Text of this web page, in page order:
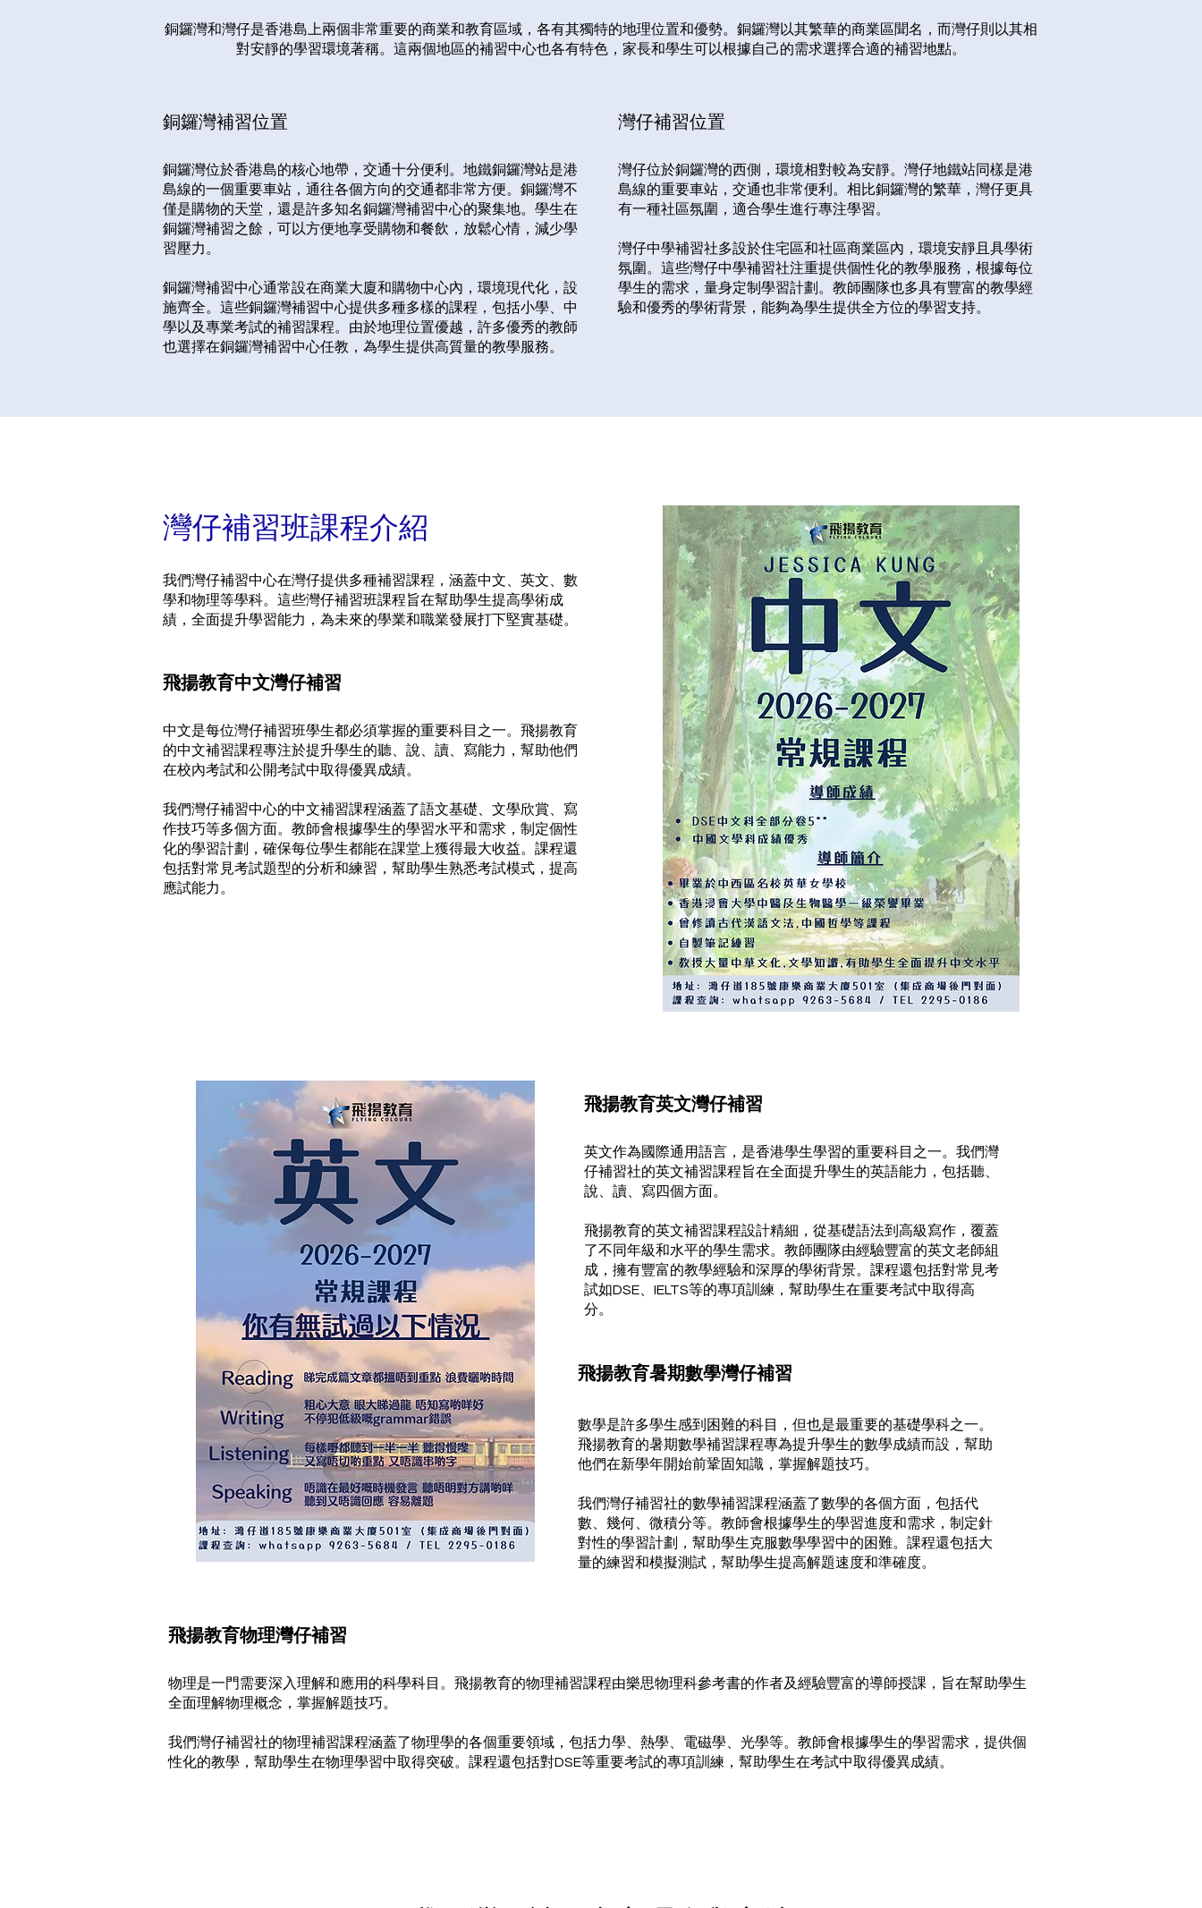
銅鑼灣和灣仔是香港島上兩個非常重要的商業和教育區域，各有其獨特的地理位置和優勢。銅鑼灣以其繁華的商業區聞名，而灣仔則以其相
對安靜的學習環境著稱。這兩個地區的補習中心也各有特色，家長和學生可以根據自己的需求選擇合適的補習地點。​​
銅鑼灣補習位置
銅鑼灣位於香港島的核心地帶，交通十分便利。地鐵銅鑼灣站是港
島線的一個重要車站，通往各個方向的交通都非常方便。銅鑼灣不
僅是購物的天堂，還是許多知名銅鑼灣補習中心的聚集地。學生在
銅鑼灣補習之餘，可以方便地享受購物和餐飲，放鬆心情，減少學
習壓力。
銅鑼灣補習中心通常設在商業大廈和購物中心內，環境現代化，設
施齊全。這些銅鑼灣補習中心提供多種多樣的課程，包括小學、中
學以及專業考試的補習課程。由於地理位置優越，許多優秀的教師
也選擇在銅鑼灣補習中心任教，為學生提供高質量的教學服務。
灣仔補習位置
灣仔位於銅鑼灣的西側，環境相對較為安靜。灣仔地鐵站同樣是港
島線的重要車站，交通也非常便利。相比銅鑼灣的繁華，灣仔更具
有一種社區氛圍，適合學生進行專注學習。
灣仔中學補習社多設於住宅區和社區商業區內，環境安靜且具學術
氛圍。這些灣仔中學補習社注重提供個性化的教學服務，根據每位
學生的需求，量身定制學習計劃。教師團隊也多具有豐富的教學經
驗和優秀的學術背景，能夠為學生提供全方位的學習支持。
灣仔補習班課程介紹
我們灣仔補習中心在灣仔提供多種補習課程，涵蓋中文、英文、數
學和物理等學科。這些灣仔補習班課程旨在幫助學生提高學術成
績，全面提升學習能力，為未來的學業和職業發展打下堅實基礎。
飛揚教育中文灣仔補習
中文是每位灣仔補習班學生都必須掌握的重要科目之一。飛揚教育
的中文補習課程專注於提升學生的聽、說、讀、寫能力，幫助他們
在校內考試和公開考試中取得優異成績。
我們灣仔補習中心的中文補習課程涵蓋了語文基礎、文學欣賞、寫
作技巧等多個方面。教師會根據學生的學習水平和需求，制定個性
化的學習計劃，確保每位學生都能在課堂上獲得最大收益。課程還
包括對常見考試題型的分析和練習，幫助學生熟悉考試模式，提高
應試能力。
飛揚教育英文灣仔補習
英文作為國際通用語言，是香港學生學習的重要科目之一。我們灣
仔補習社的英文補習課程旨在全面提升學生的英語能力，包括聽、
說、讀、寫四個方面。
飛揚教育的英文補習課程設計精細，從基礎語法到高級寫作，覆蓋
了不同年級和水平的學生需求。教師團隊由經驗豐富的英文老師組
成，擁有豐富的教學經驗和深厚的學術背景。課程還包括對常見考
試如DSE、IELTS等的專項訓練，幫助學生在重要考試中取得高
分。
飛揚教育暑期數學灣仔補習
數學是許多學生感到困難的科目，但也是最重要的基礎學科之一。
飛揚教育的暑期數學補習課程專為提升學生的數學成績而設，幫助
他們在新學年開始前鞏固知識，掌握解題技巧。
我們灣仔補習社的數學補習課程涵蓋了數學的各個方面，包括代
數、幾何、微積分等。教師會根據學生的學習進度和需求，制定針
對性的學習計劃，幫助學生克服數學學習中的困難。課程還包括大
量的練習和模擬測試，幫助學生提高解題速度和準確度。
飛揚教育物理灣仔補習
物理是一門需要深入理解和應用的科學科目。飛揚教育的物理補習課程由樂思物理科參考書的作者及經驗豐富的導師授課，旨在幫助學生
全面理解物理概念，掌握解題技巧。
我們灣仔補習社的物理補習課程涵蓋了物理學的各個重要領域，包括力學、熱學、電磁學、光學等。教師會根據學生的學習需求，提供個
性化的教學，幫助學生在物理學習中取得突破。課程還包括對DSE等重要考試的專項訓練，幫助學生在考試中取得優異成績。